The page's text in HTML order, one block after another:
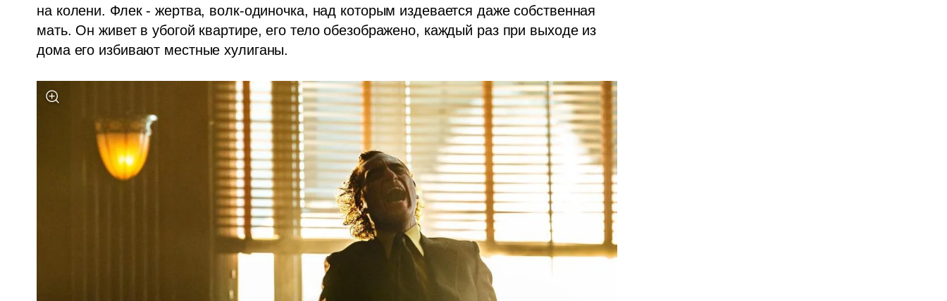
на колени. Флек - жертва, волк-одиночка, над которым издевается даже собственная
мать. Он живет в убогой квартире, его тело обезображено, каждый раз при выходе из
дома его избивают местные хулиганы.